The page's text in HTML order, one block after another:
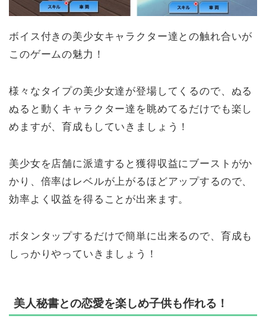
ボイス付きの美少女キャラクター達との触れ合いが
このゲームの魅力！
様々なタイプの美少女達が登場してくるので、ぬる
ぬると動くキャラクター達を眺めてるだけでも楽し
めますが、育成もしていきましょう！
美少女を店舗に派遣すると獲得収益にブーストがか
かり、倍率はレベルが上がるほどアップするので、
効率よく収益を得ることが出来ます。
ボタンタップするだけで簡単に出来るので、育成も
しっかりやっていきましょう！
美人秘書との恋愛を楽しめ子供も作れる！